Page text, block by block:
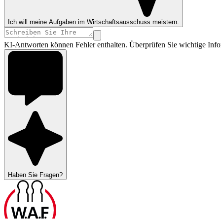
Ich will meine Aufgaben im Wirtschaftsausschuss meistern.
KI-Antworten können Fehler enthalten. Überprüfen Sie wichtige
Haben Sie Fragen?